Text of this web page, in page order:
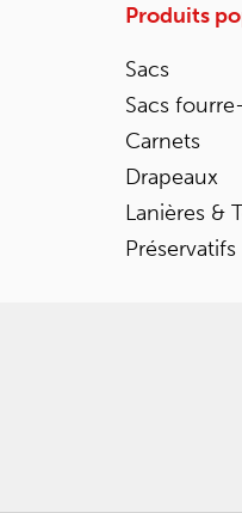
Produits
Sacs
Sacs
Carnets
Drapeaux
Lanières &
Préservatifs